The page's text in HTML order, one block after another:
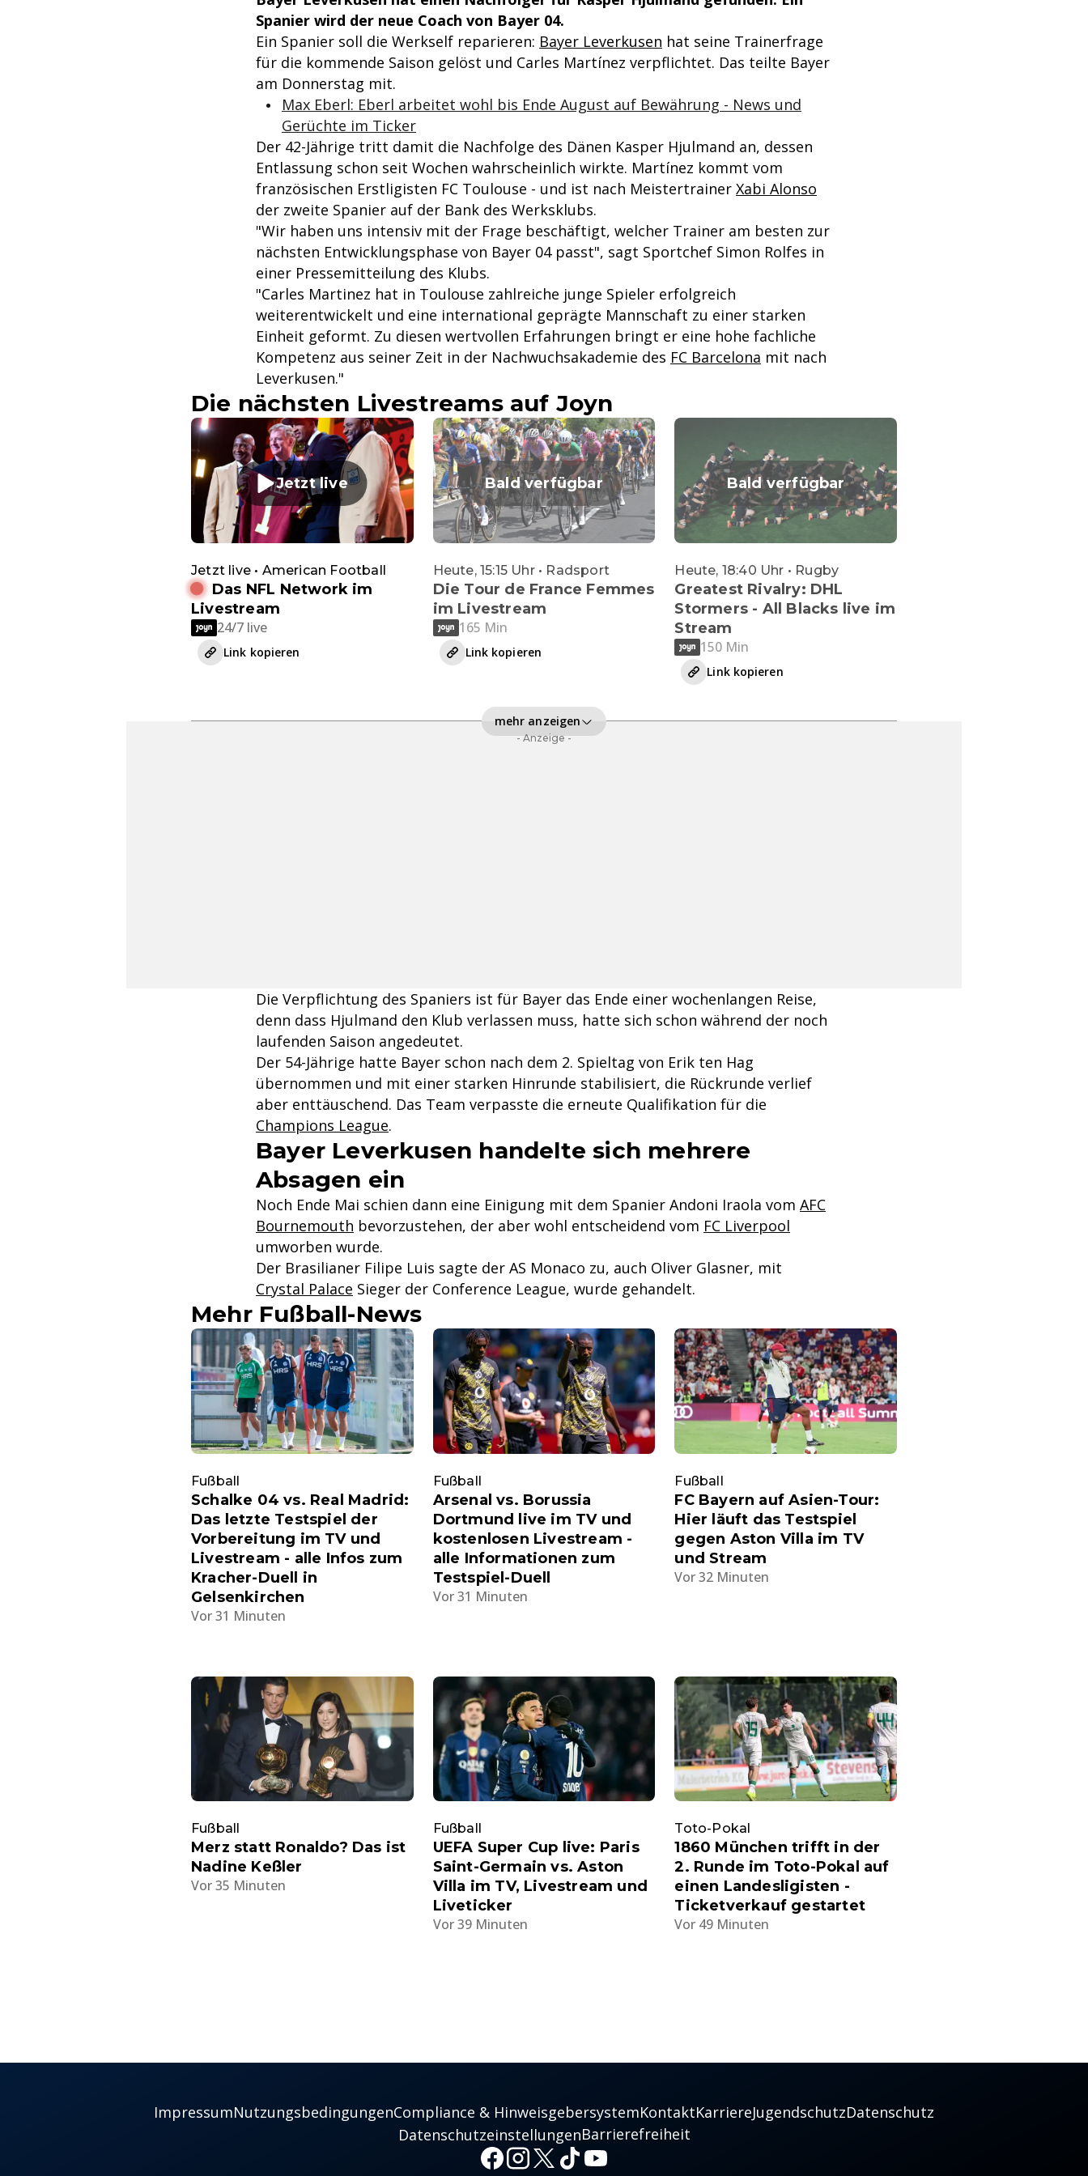
Spanier wird der neue Coach von Bayer 04.
Ein Spanier soll die Werkself reparieren: Bayer Leverkusen hat seine Trainerfrage
für die kommende Saison gelöst und Carles Martínez verpflichtet. Das teilte Bayer
am Donnerstag mit.
Max Eberl: Eberl arbeitet wohl bis Ende August auf Bewährung - News und
Gerüchte im Ticker
Der 42-Jährige tritt damit die Nachfolge des Dänen Kasper Hjulmand an, dessen
Entlassung schon seit Wochen wahrscheinlich wirkte. Martínez kommt vom
französischen Erstligisten FC Toulouse - und ist nach Meistertrainer Xabi Alonso
der zweite Spanier auf der Bank des Werksklubs.
"Wir haben uns intensiv mit der Frage beschäftigt, welcher Trainer am besten zur
nächsten Entwicklungsphase von Bayer 04 passt", sagt Sportchef Simon Rolfes in
einer Pressemitteilung des Klubs.
"Carles Martinez hat in Toulouse zahlreiche junge Spieler erfolgreich
weiterentwickelt und eine international geprägte Mannschaft zu einer starken
Einheit geformt. Zu diesen wertvollen Erfahrungen bringt er eine hohe fachliche
Kompetenz aus seiner Zeit in der Nachwuchsakademie des FC Barcelona mit nach
Leverkusen."
Die nächsten Livestreams auf Joyn
Jetzt live
Jetzt live • American Football
Das NFL Network im
Livestream
24/7 live
Link kopieren
Bald verfügbar
Heute, 15:15 Uhr • Radsport
Die Tour de France Femmes
im Livestream
165 Min
Link kopieren
Bald verfügbar
Heute, 18:40 Uhr • Rugby
Greatest Rivalry: DHL
Stormers - All Blacks live im
Stream
150 Min
Link kopieren
mehr anzeigen
- Anzeige -
Die Verpflichtung des Spaniers ist für Bayer das Ende einer wochenlangen Reise,
denn dass Hjulmand den Klub verlassen muss, hatte sich schon während der noch
laufenden Saison angedeutet.
Der 54-Jährige hatte Bayer schon nach dem 2. Spieltag von Erik ten Hag
übernommen und mit einer starken Hinrunde stabilisiert, die Rückrunde verlief
aber enttäuschend. Das Team verpasste die erneute Qualifikation für die
Champions League.
Bayer Leverkusen handelte sich mehrere
Absagen ein
Noch Ende Mai schien dann eine Einigung mit dem Spanier Andoni Iraola vom AFC
Bournemouth bevorzustehen, der aber wohl entscheidend vom FC Liverpool
umworben wurde.
Der Brasilianer Filipe Luis sagte der AS Monaco zu, auch Oliver Glasner, mit
Crystal Palace Sieger der Conference League, wurde gehandelt.
Mehr Fußball-News
Fußball
Schalke 04 vs. Real Madrid:
Das letzte Testspiel der
Vorbereitung im TV und
Livestream - alle Infos zum
Kracher-Duell in
Gelsenkirchen
Vor 31 Minuten
Fußball
Arsenal vs. Borussia
Dortmund live im TV und
kostenlosen Livestream -
alle Informationen zum
Testspiel-Duell
Vor 31 Minuten
Fußball
FC Bayern auf Asien-Tour:
Hier läuft das Testspiel
gegen Aston Villa im TV
und Stream
Vor 32 Minuten
Fußball
Merz statt Ronaldo? Das ist
Nadine Keßler
Vor 35 Minuten
Fußball
UEFA Super Cup live: Paris
Saint-Germain vs. Aston
Villa im TV, Livestream und
Liveticker
Vor 39 Minuten
Toto-Pokal
1860 München trifft in der
2. Runde im Toto-Pokal auf
einen Landesligisten -
Ticketverkauf gestartet
Vor 49 Minuten
ImpressumNutzungsbedingungenCompliance & HinweisgebersystemKontaktKarriereJugendschutzDatenschutz
DatenschutzeinstellungenBarrierefreiheit